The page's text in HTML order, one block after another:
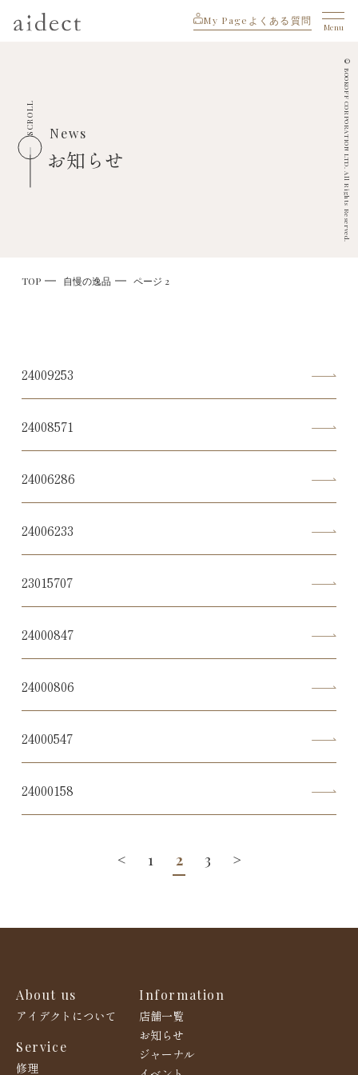
My Page よくある質問
Menu
News
お知らせ
SCROLL © BOOKOFF CORPORATION LTD. All Rights Reserved.
TOP 自慢の逸品 ページ 2
24009253
24008571
24006286
24006233
23015707
24000847
24000806
24000547
24000158
< 1 2 3 >
About us
アイデクトについて
Service
修理
Information
店舗一覧
お知らせ
ジャーナル